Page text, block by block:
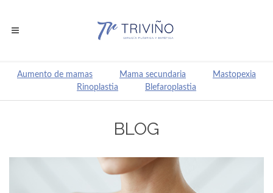
Aumento de mamas Mama secundaria
Mastopexia
Rinoplastia
Blefaroplastia
BLOG